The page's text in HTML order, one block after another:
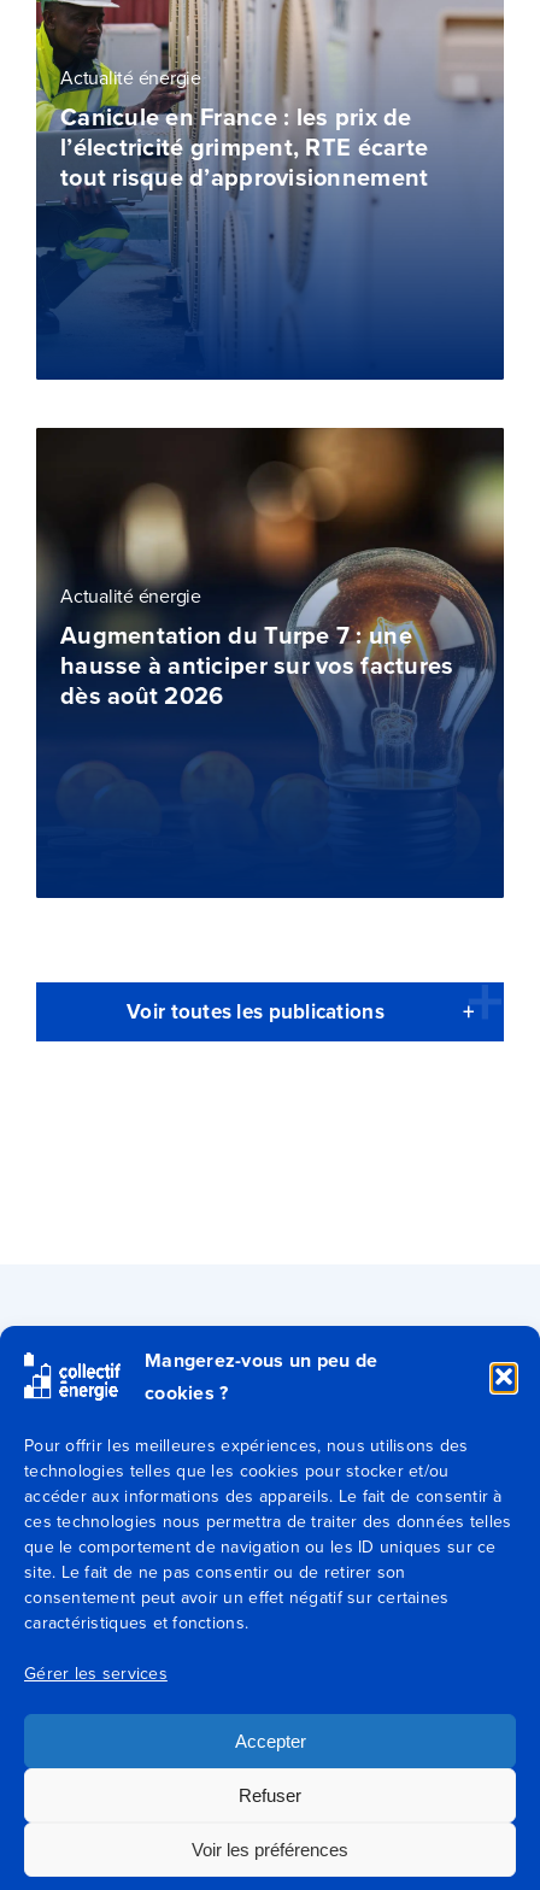
Mangerez-vous un peu de
cookies ?
Pour offrir les meilleures expériences, nous utilisons des
technologies telles que les cookies pour stocker et/ou
accéder aux informations des appareils. Le fait de consentir à
ces technologies nous permettra de traiter des données telles
que le comportement de navigation ou les ID uniques sur ce
site. Le fait de ne pas consentir ou de retirer son
consentement peut avoir un effet négatif sur certaines
caractéristiques et fonctions.
Gérer les services
Accepter
Refuser
Voir les préférences
Actualité énergie
Canicule en France : les prix de
l’électricité grimpent, RTE écarte
tout risque d’approvisionnement
Actualité énergie
Augmentation du Turpe 7 : une
hausse à anticiper sur vos factures
dès août 2026
Voir toutes les publications
Secteurs
Expertises
Blog
Agences
Contactez-nous
Conditions générales de vente
Conditions générales d’utilisation